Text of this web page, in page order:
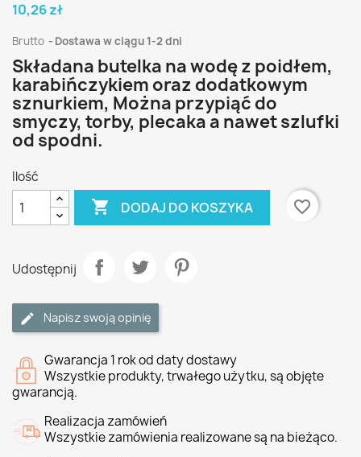
10,26 zł
Brutto Dostawa w ciągu 1-2 dni
Składana butelka na wodę z poidłem,
karabińczykiem oraz dodatkowym
sznurkiem, Można przypiąć do
smyczy, torby, plecaka a nawet szlufki
od spodni.
Ilość
 DODAJ DO KOSZYKA favorite_border
Udostępnij
Napisz swoją opinię
Gwarancja 1 rok od daty dostawy
Wszystkie produkty, trwałego użytku, są objęte
gwarancją.
Realizacja zamówień
Wszystkie zamówienia realizowane są na bieżąco.